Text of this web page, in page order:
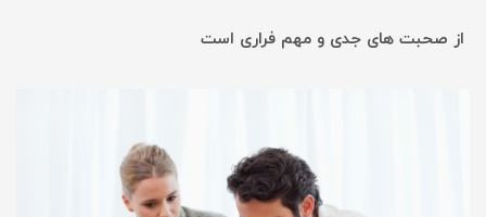
از صحبت های جدی و مهم فراری است